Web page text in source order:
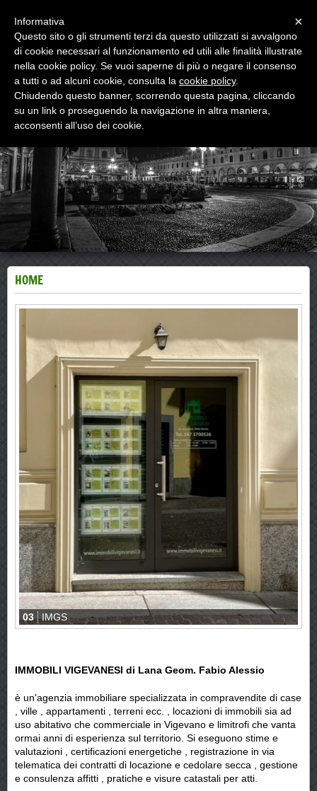
di Lana Geom. Fabio Alessio
compravendite e locazioni , registrazioni telematiche
contratti , APE , prat. catasto
HOME
03 IMGS
IMMOBILI VIGEVANESI di Lana Geom. Fabio Alessio
è un'agenzia immobiliare specializzata in compravendite di case
, ville , appartamenti , terreni ecc. , locazioni di immobili sia ad
uso abitativo che commerciale in Vigevano e limitrofi che vanta
ormai anni di esperienza sul territorio. Si eseguono stime e
valutazioni , certificazioni energetiche , registrazione in via
telematica dei contratti di locazione e cedolare secca , gestione
e consulenza affitti , pratiche e visure catastali per atti.
×
Informativa
Questo sito o gli strumenti terzi da questo utilizzati si avvalgono
di cookie necessari al funzionamento ed utili alle finalità illustrate
nella cookie policy. Se vuoi saperne di più o negare il consenso
a tutti o ad alcuni cookie, consulta la cookie policy.
Chiudendo questo banner, scorrendo questa pagina, cliccando
su un link o proseguendo la navigazione in altra maniera,
acconsenti all’uso dei cookie.